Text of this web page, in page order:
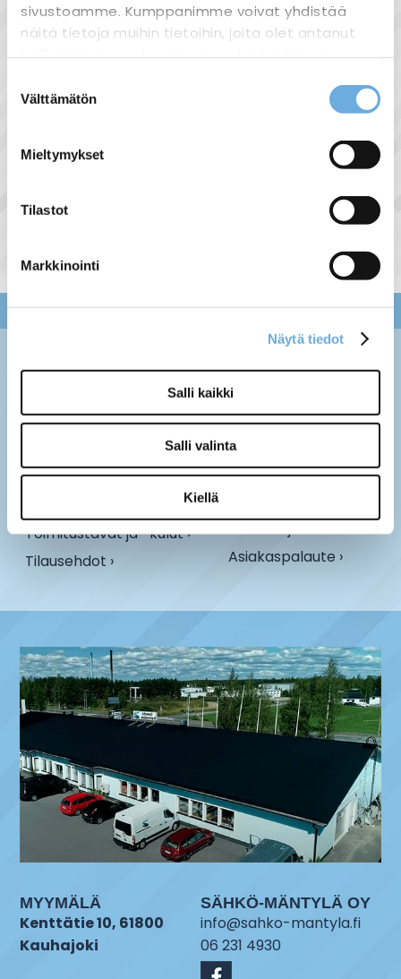
sivustoamme. Kumppanimme voivat yhdistää
näitä tietoja muihin tietoihin, joita olet antanut
heille tai joita on kerätty, kun olet käyttänyt
valinta
Välttämätön
Mieltymykset
Tilastot
Markkinointi
Näytä tiedot
Salli kaikki
Salli valinta
Kiellä
Tuotekuvaus
Haaroittimet tuoteryhmästä
Toimitustavat ja -kulut ›
Tilausehdot ›
Tietosuojaseloste ›
Asiakaspalaute ›
MYYMÄLÄ
Kenttätie 10, 61800
Kauhajoki
SÄHKÖ-MÄNTYLÄ OY
info@sahko-mantyla.fi
06 231 4930